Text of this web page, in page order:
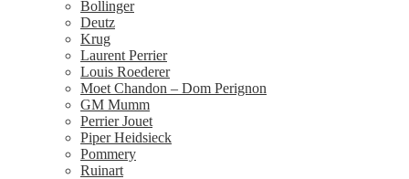
Bollinger
Deutz
Krug
Laurent Perrier
Louis Roederer
Moet Chandon – Dom Perignon
GM Mumm
Perrier Jouet
Piper Heidsieck
Pommery
Ruinart